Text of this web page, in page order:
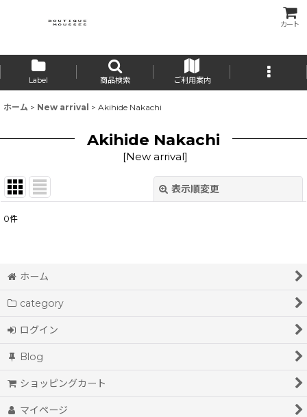
カート
Label 商品検索 ご利用案内
ホーム > New arrival > Akihide Nakachi
Akihide Nakachi
[New arrival]
表示順変更
0件
ホーム
category
ログイン
Blog
ショッピングカート
マイページ